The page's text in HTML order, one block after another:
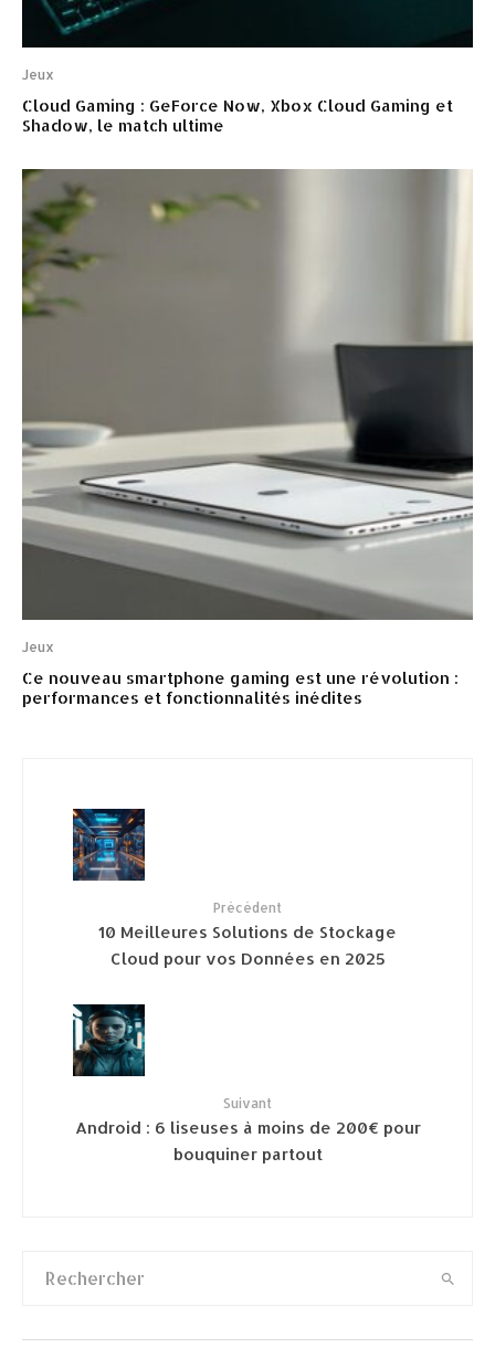
Jeux
Cloud Gaming : GeForce Now, Xbox Cloud Gaming et
Shadow, le match ultime
Jeux
Ce nouveau smartphone gaming est une révolution :
performances et fonctionnalités inédites
Précédent
10 Meilleures Solutions de Stockage
Cloud pour vos Données en 2025
Suivant
Android : 6 liseuses à moins de 200€ pour
bouquiner partout